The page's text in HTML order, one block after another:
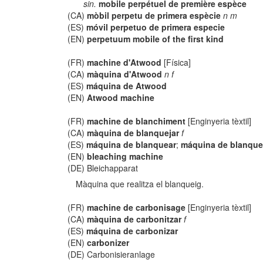
sin. mobile perpétuel de première espèce
(CA)mòbil perpetu de primera espècie n m
(ES)móvil perpetuo de primera especie
(EN)perpetuum mobile of the first kind
(FR)machine d'Atwood [Física]
(CA)màquina d'Atwood n f
(ES)máquina de Atwood
(EN)Atwood machine
(FR)machine de blanchiment [Enginyeria tèxtil]
(CA)màquina de blanquejar f
(ES)máquina de blanquear;máquina de
(EN)bleaching machine
(DE) Bleichapparat
Màquina que realitza el blanqueig.
(FR)machine de carbonisage [Enginyeria tèxtil]
(CA)màquina de carbonitzar f
(ES)máquina de carbonizar
(EN)carbonizer
(DE) Carbonisieranlage